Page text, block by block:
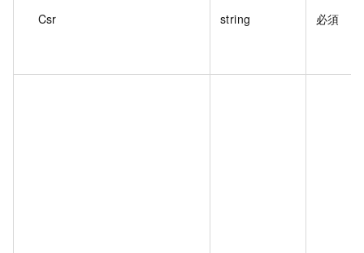
Csr string 必須